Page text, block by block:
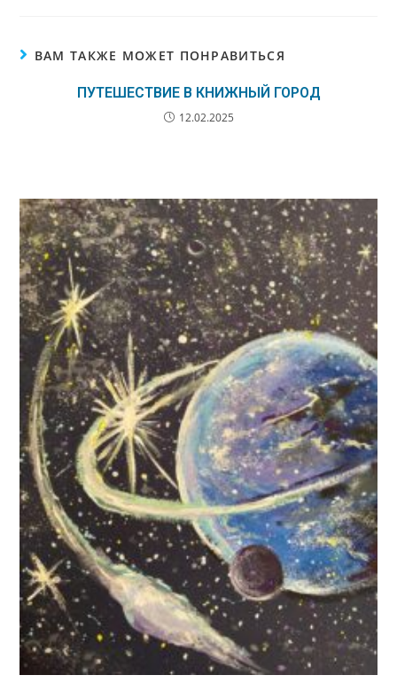
ВАМ ТАКЖЕ МОЖЕТ ПОНРАВИТЬСЯ
ПУТЕШЕСТВИЕ В КНИЖНЫЙ ГОРОД
12.02.2025